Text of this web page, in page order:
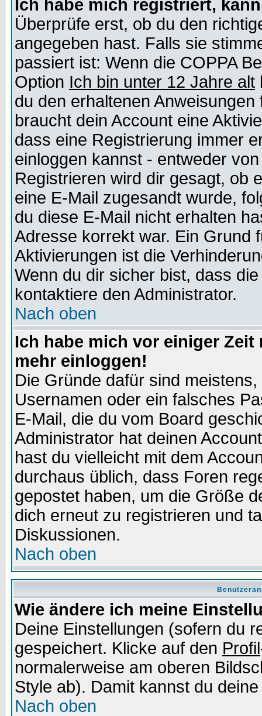
Ich habe mich registriert,
Überprüfe erst, ob du den
angegeben hast. Falls sie
passiert ist: Wenn die COPPA
Option Ich bin unter 12 Jahre alt
du den erhaltenen
braucht dein Account eine
dass eine Registrierung immer
einloggen kannst - entweder
Registrieren wird dir gesagt, ob
eine E-Mail zugesandt wurde,
du diese E-Mail nicht erhalten
Adresse korrekt war. Ein Grund
Aktivierungen ist die
Wenn du dir sicher bist, dass
kontaktiere den Administrator.
Nach oben
Ich habe mich vor einiger
mehr einloggen!
Die Gründe dafür sind
Usernamen oder ein falsches
E-Mail, die du vom Board
Administrator hat deinen
hast du vielleicht mit dem
durchaus üblich, dass Foren
gepostet haben, um die Größe
dich erneut zu registrieren und
Diskussionen.
Nach oben
Wie ändere ich meine
Deine Einstellungen (sofern du
gespeichert. Klicke auf den Profil
normalerweise am oberen
Style ab). Damit kannst du
Nach oben